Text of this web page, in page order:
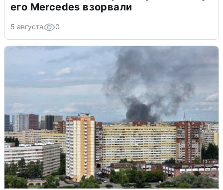
его Mercedes взорвали
5 августа 0